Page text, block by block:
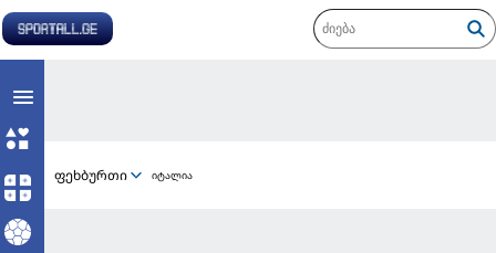
ფეხბურთი იტალია